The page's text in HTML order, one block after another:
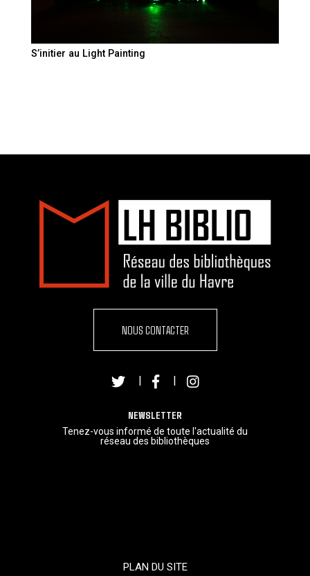
S’initier au Light Painting
NOUS CONTACTER
NEWSLETTER
Tenez-vous informé de toute l'actualité du
réseau des bibliothèques
PLAN DU SITE